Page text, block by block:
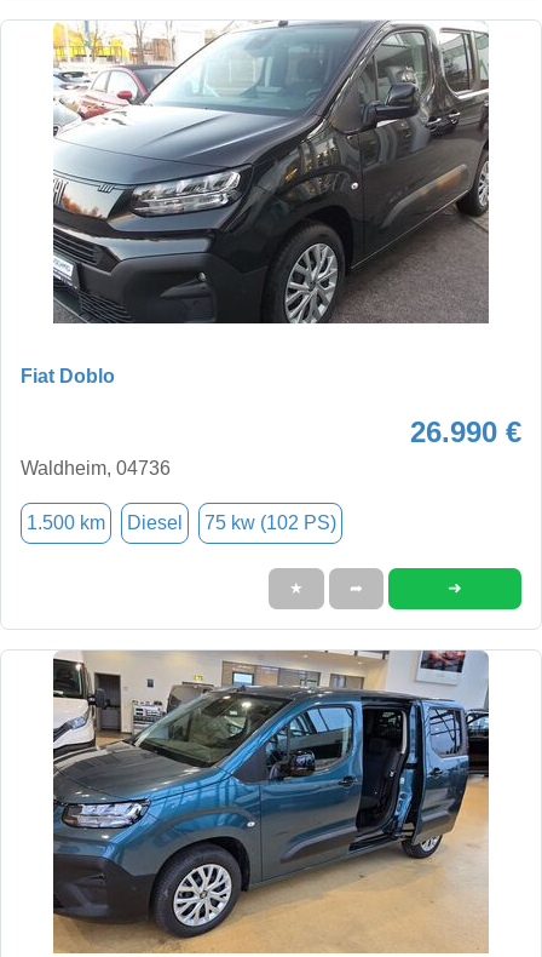
Fiat Doblo
26.990 €
Waldheim, 04736
1.500 km Diesel 75 kw (102 PS)
★ ➦ ➜